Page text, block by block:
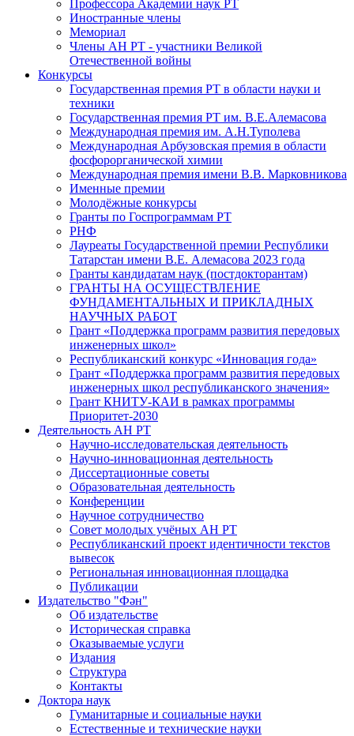
Профессора Академии наук РТ
Иностранные члены
Мемориал
Члены АН РТ - участники Великой
Отечественной войны
Конкурсы
Государственная премия РТ в области науки и
техники
Государственная премия РТ им. В.Е.Алемасова
Международная премия им. А.Н.Туполева
Международная Арбузовская премия в области
фосфорорганической химии
Международная премия имени В.В. Марковникова
Именные премии
Молодёжные конкурсы
Гранты по Госпрограммам РТ
РНФ
Лауреаты Государственной премии Республики
Татарстан имени В.Е. Алемасова 2023 года
Гранты кандидатам наук (постдокторантам)
ГРАНТЫ НА ОСУЩЕСТВЛЕНИЕ
ФУНДАМЕНТАЛЬНЫХ И ПРИКЛАДНЫХ
НАУЧНЫХ РАБОТ
Грант «Поддержка программ развития передовых
инженерных школ»
Республиканский конкурс «Инновация года»
Грант «Поддержка программ развития передовых
инженерных школ республиканского значения»
Грант КНИТУ-КАИ в рамках программы
Приоритет-2030
Деятельность АН РТ
Научно-исследовательская деятельность
Научно-инновационная деятельность
Диссертационные советы
Образовательная деятельность
Конференции
Научное сотрудничество
Совет молодых учёных АН РТ
Республиканский проект идентичности текстов
вывесок
Региональная инновационная площадка
Публикации
Издательство "Фән"
Об издательстве
Историческая справка
Оказываемые услуги
Издания
Структура
Контакты
Доктора наук
Гуманитарные и социальные науки
Естественные и технические науки